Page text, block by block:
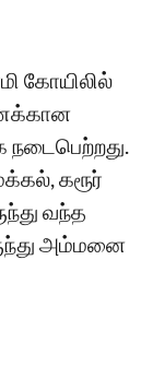
கோயிலில்
கரூர்
வந்த
அம்மனை